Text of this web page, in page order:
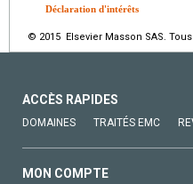
Déclaration d'intérêts
© 2015 Elsevier Masson SAS.
ACCÈS RAPIDES
DOMAINES TRAITÉS EMC
MON COMPTE